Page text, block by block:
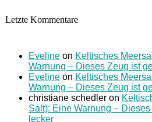
Letzte Kommentare
Eveline on Keltisches
Warnung – Dieses Zeug ist
Eveline on Keltisches
Warnung – Dieses Zeug ist
christiane schedler on
Salt): Eine Warnung –
lecker